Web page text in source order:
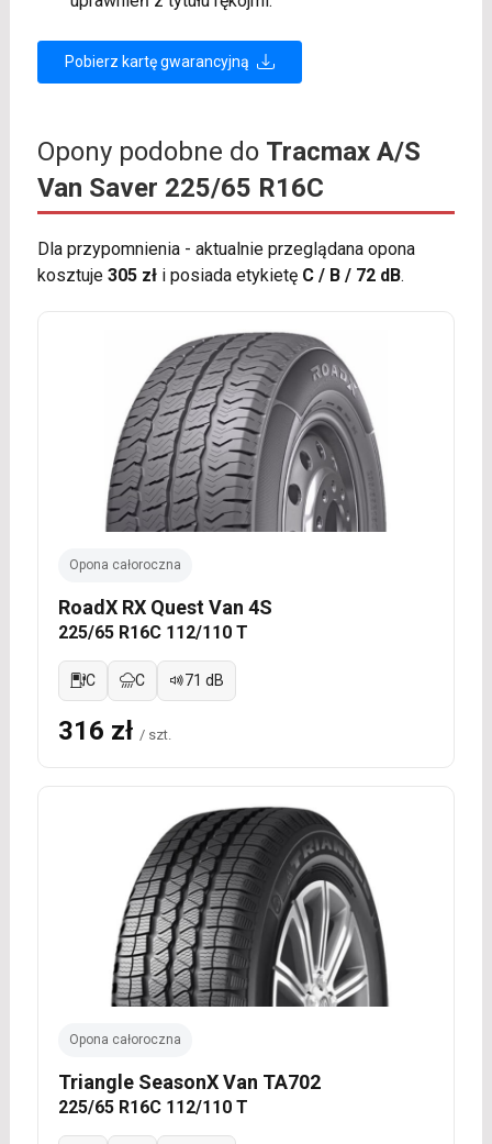
Pobierz kartę gwarancyjną
Opony podobne do Tracmax A/S
Van Saver 225/65 R16C
Dla przypomnienia - aktualnie przeglądana opona
kosztuje 305 złi posiada etykietę C / B / 72 dB.
Opona całoroczna
RoadX RX Quest Van 4S
225/65 R16C 112/110 T
C C 71 dB
316 zł / szt.
Opona całoroczna
Triangle SeasonX Van TA702
225/65 R16C 112/110 T